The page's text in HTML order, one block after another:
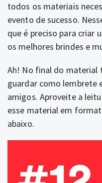
todos os materiais
evento de sucesso.
que é preciso para criar
os melhores brindes e
Ah! No final do material
guardar como lembrete
amigos. Aproveite a
esse material em
abaixo.